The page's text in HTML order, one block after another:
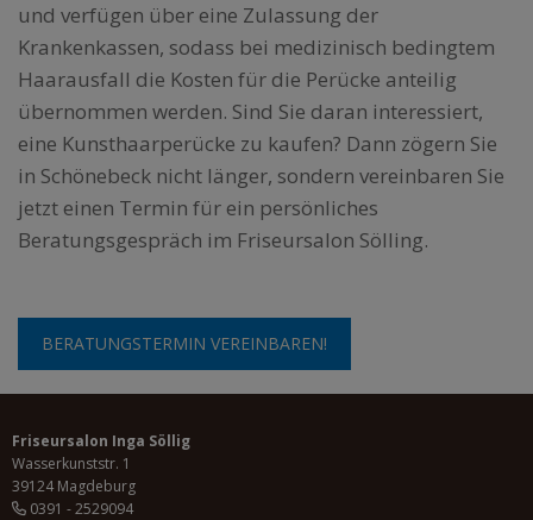
und verfügen über eine Zulassung der
Krankenkassen, sodass bei medizinisch bedingtem
Haarausfall die Kosten für die Perücke anteilig
übernommen werden. Sind Sie daran interessiert,
eine Kunsthaarperücke zu kaufen? Dann zögern Sie
in Schönebeck nicht länger, sondern vereinbaren Sie
jetzt einen Termin für ein persönliches
Beratungsgespräch im Friseursalon Sölling.
BERATUNGSTERMIN VEREINBAREN!
Friseursalon Inga Söllig
Wasserkunststr. 1
39124 Magdeburg
0391 - 2529094